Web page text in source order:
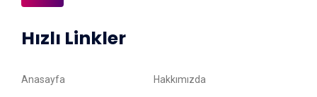
Hızlı Linkler
Anasayfa Hakkımızda